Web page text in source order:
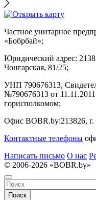
Частное унитарное
«Бобрбай»;
Юридический адрес:
Чонгарская, 81/25;
УНП 790676313,
№790676313 от
горисполкомом;
Офис BOBR.by:213826,
Контактные телефоны
Написать письмо О нас
© 2006-2026 «BOBR.by»
Поиск